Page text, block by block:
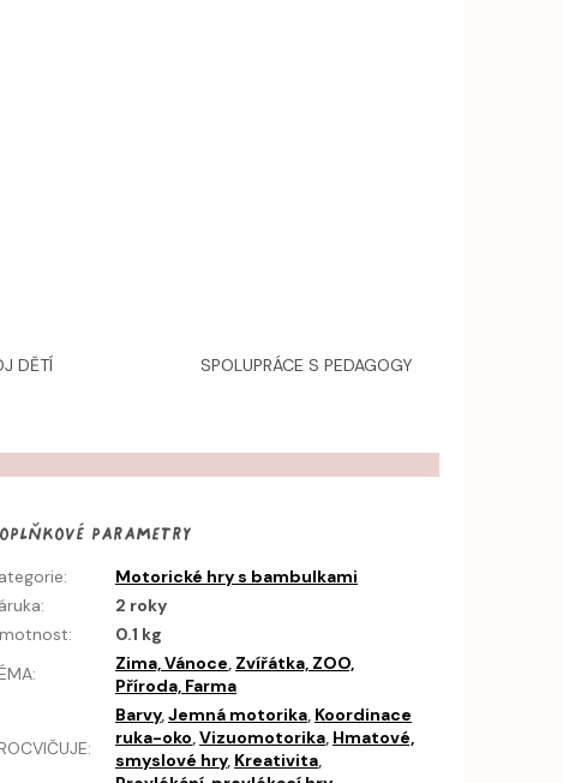
DĚTÍ SPOLUPRÁCE S PEDAGOGY
parametry
:
Motorické hry s bambulkami
:
2 roky
:
0.1 kg
: Zima, Vánoce, Zvířátka, ZOO,
Příroda, Farma
:
Barvy,Jemná motorika, Koordinace
ruka-oko,Vizuomotorika, Hmatové,
smyslové hry, Kreativita,